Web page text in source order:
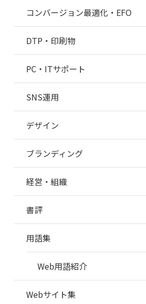
コンバージョン最適化・EFO
DTP・印刷物
PC・ITサポート
SNS運用
デザイン
ブランディング
経営・組織
書評
用語集
Web用語紹介
Webサイト集